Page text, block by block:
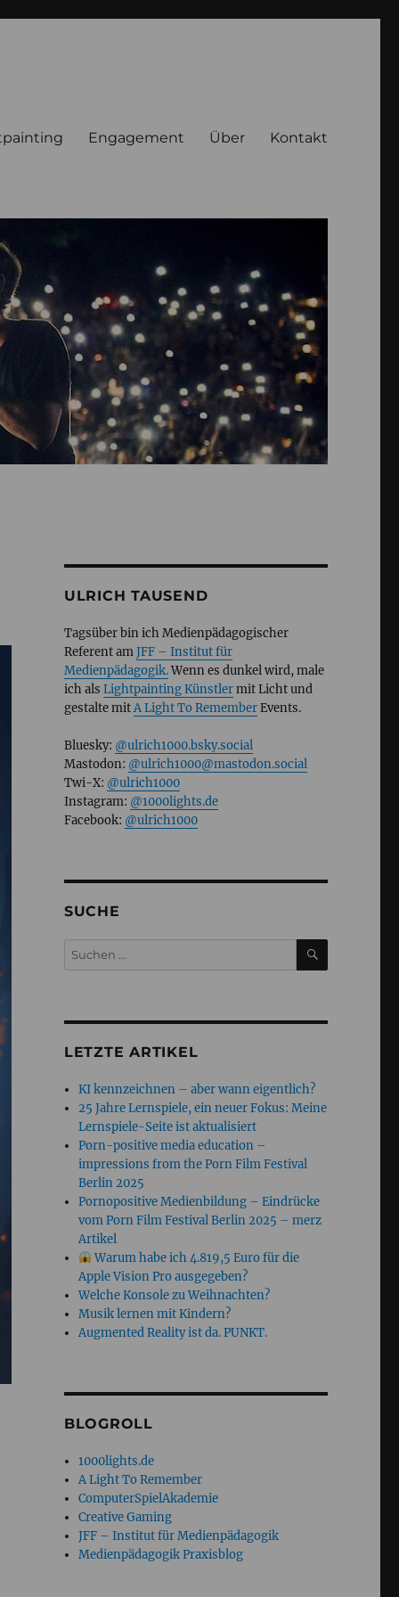
Engagement Über Kontakt
ULRICH TAUSEND
Tagsüber bin ich Medienpädagogischer
Referent amJFF – Institut für
Medienpädagogik.Wenn es dunkel wird, male
ich als Lightpainting Künstlermit Licht und
gestalte mitA Light To RememberEvents.
Bluesky: @ulrich1000.bsky.social
Mastodon: @ulrich1000@mastodon.social
Twi-X: @ulrich1000
Instagram: @1000lights.de
Facebook: @ulrich1000
SUCHE
Suchen
nach:
SUCHEN
LETZTE ARTIKEL
KI kennzeichnen – aber wann eigentlich?
25 Jahre Lernspiele, ein neuer Fokus: Meine
Lernspiele-Seite ist aktualisiert
Porn-positive media education –
impressions from the Porn Film Festival
Berlin 2025
Pornopositive Medienbildung – Eindrücke
vom Porn Film Festival Berlin 2025 – merz
Artikel
Warum habe ich 4.819,5 Euro für die
Apple Vision Pro ausgegeben?
Welche Konsole zu Weihnachten?
Musik lernen mit Kindern?
Augmented Reality ist da. PUNKT.
BLOGROLL
1000lights.de
A Light To Remember
ComputerSpielAkademie
Creative Gaming
JFF – Institut für Medienpädagogik
Medienpädagogik Praxisblog